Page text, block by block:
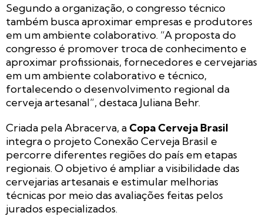
Segundo a organização, o congresso técnico
também busca aproximar empresas e produtores
em um ambiente colaborativo. “A proposta do
congresso é promover troca de conhecimento e
aproximar profissionais, fornecedores e cervejarias
em um ambiente colaborativo e técnico,
fortalecendo o desenvolvimento regional da
cerveja artesanal”, destaca Juliana Behr.
Criada pela Abracerva, a Copa Cerveja Brasil
integra o projeto Conexão Cerveja Brasil e
percorre diferentes regiões do país em etapas
regionais. O objetivo é ampliar a visibilidade das
cervejarias artesanais e estimular melhorias
técnicas por meio das avaliações feitas pelos
jurados especializados.